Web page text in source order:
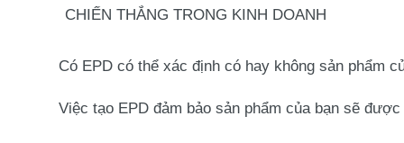
CHIẾN THẮNG TRONG KINH DOANH
Có EPD có thể xác định có hay không sản phẩm
Việc tạo EPD đảm bảo sản phẩm của bạn sẽ